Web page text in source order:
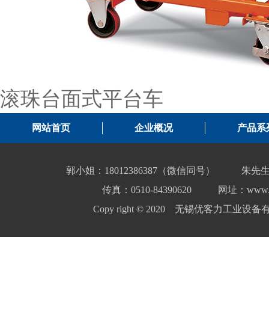
滚珠台面式平台车
网站首页 企业概况 产品系
郭小姐：18012386387（微信同号）
朱先
传真：0510-84390620
网址：
Copy right © 2020 无锡优客力工业设备